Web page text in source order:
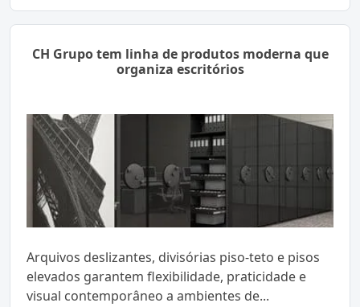
CH Grupo tem linha de produtos moderna que
organiza escritórios
Arquivos deslizantes, divisórias piso-teto e pisos
elevados garantem flexibilidade, praticidade e
visual contemporâneo a ambientes de...